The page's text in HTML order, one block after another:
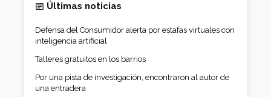
Últimas noticias
Defensa del Consumidor alerta por estafas virtuales con
inteligencia artificial
Talleres gratuitos en los barrios
Por una pista de investigación, encontraron al autor de
una entradera